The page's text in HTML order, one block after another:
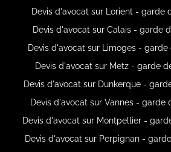
Devis d'avocat sur Lorient - garde
Devis d'avocat sur Calais - garde
Devis d'avocat sur Limoges -
Devis d'avocat sur Metz - garde
Devis d'avocat sur Dunkerque -
Devis d'avocat sur Vannes - garde
Devis d'avocat sur Montpellier -
Devis d'avocat sur Perpignan -